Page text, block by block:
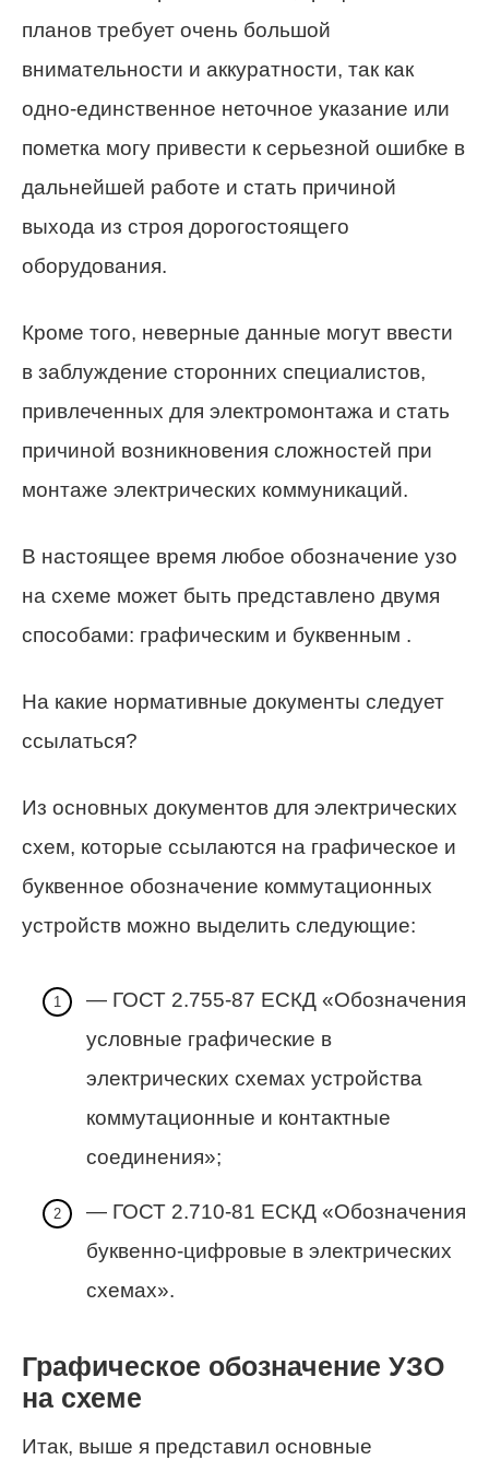
планов требует очень большой
внимательности и аккуратности, так как
одно-единственное неточное указание или
пометка могу привести к серьезной ошибке в
дальнейшей работе и стать причиной
выхода из строя дорогостоящего
оборудования.
Кроме того, неверные данные могут ввести
в заблуждение сторонних специалистов,
привлеченных для электромонтажа и стать
причиной возникновения сложностей при
монтаже электрических коммуникаций.
В настоящее время любое обозначение узо
на схеме может быть представлено двумя
способами: графическим и буквенным .
На какие нормативные документы следует
ссылаться?
Из основных документов для электрических
схем, которые ссылаются на графическое и
буквенное обозначение коммутационных
устройств можно выделить следующие:
— ГОСТ 2.755-87 ЕСКД «Обозначения
условные графические в
электрических схемах устройства
коммутационные и контактные
соединения»;
— ГОСТ 2.710-81 ЕСКД «Обозначения
буквенно-цифровые в электрических
схемах».
Графическое обозначение УЗО
на схеме
Итак, выше я представил основные